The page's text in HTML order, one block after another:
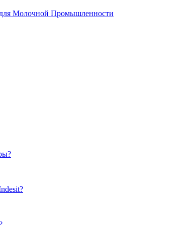
Молочной Промышленности